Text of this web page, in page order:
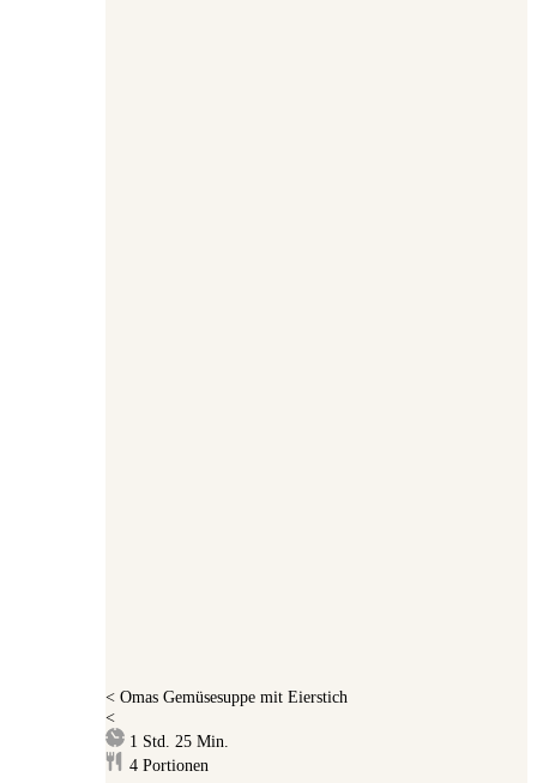
< Omas Gemüsesuppe mit Eierstich
<
1 Stunde
Std. 25 Minuten
Min.
4 Portionen